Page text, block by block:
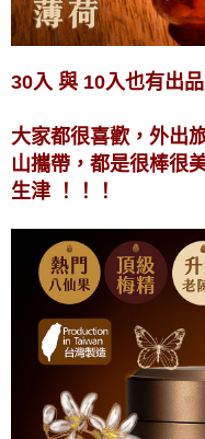
30入 與 10入也有出
大家都很喜歡，外出
山攜帶，都是很棒很
生津
！！！